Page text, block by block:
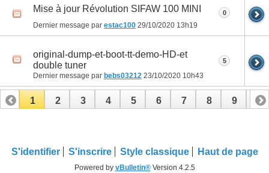
Mise à jour Révolution SIFAW 100 MINI
Dernier message par estac100 29/10/2020 13h19
0
original-dump-et-boot-tt-demo-HD-et
double tuner
Dernier message par bebs03212 23/10/2020 10h43
5
1 2 3 4 5 6 7 8 9 10
S'identifier S'inscrire Style classique Haut de page
Powered by vBulletin®Version 4.2.5